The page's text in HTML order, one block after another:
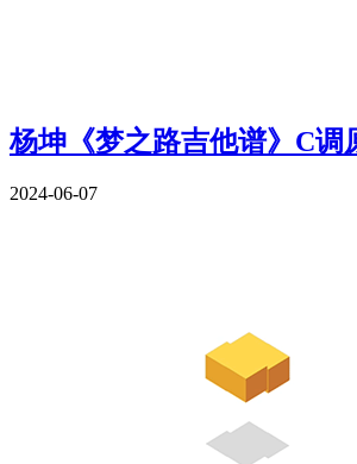
杨坤《梦之路吉他谱》C调
2024-06-07